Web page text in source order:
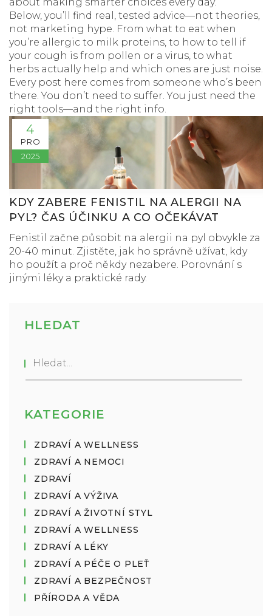
Below, you’ll find real, tested advice—not theories,
not marketing hype. From what to eat when
you’re allergic to milk proteins, to how to tell if
your cough is from pollen or a virus, to what
herbs actually help and which ones are just noise.
Every post here comes from someone who’s been
there. You don’t need to suffer. You just need the
right tools—and the right info.
4
PRO
2025
KDY ZABERE FENISTIL NA ALERGII NA
PYL? ČAS ÚČINKU A CO OČEKÁVAT
Fenistil začne působit na alergii na pyl obvykle za
20-40 minut. Zjistěte, jak ho správně užívat, kdy
ho použít a proč někdy nezabere. Porovnání s
jinými léky a praktické rady.
HLEDAT
KATEGORIE
ZDRAVÍ A WELLNESS
ZDRAVÍ A NEMOCI
ZDRAVÍ
ZDRAVÍ A VÝŽIVA
ZDRAVÍ A ŽIVOTNÍ STYL
ZDRAVÍ A WELLNESS
ZDRAVÍ A LÉKY
ZDRAVÍ A PÉČE O PLEŤ
ZDRAVÍ A BEZPEČNOST
PŘÍRODA A VĚDA